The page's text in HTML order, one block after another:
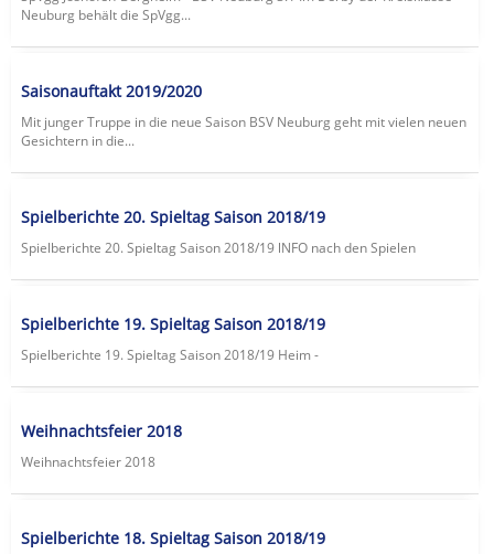
Neuburg behält die SpVgg...
Saisonauftakt 2019/2020
Mit junger Truppe in die neue Saison BSV Neuburg geht mit vielen neuen
Gesichtern in die...
Spielberichte 20. Spieltag Saison 2018/19
Spielberichte 20. Spieltag Saison 2018/19 lNFO nach den Spielen
Spielberichte 19. Spieltag Saison 2018/19
Spielberichte 19. Spieltag Saison 2018/19 Heim -
Weihnachtsfeier 2018
Weihnachtsfeier 2018
Spielberichte 18. Spieltag Saison 2018/19